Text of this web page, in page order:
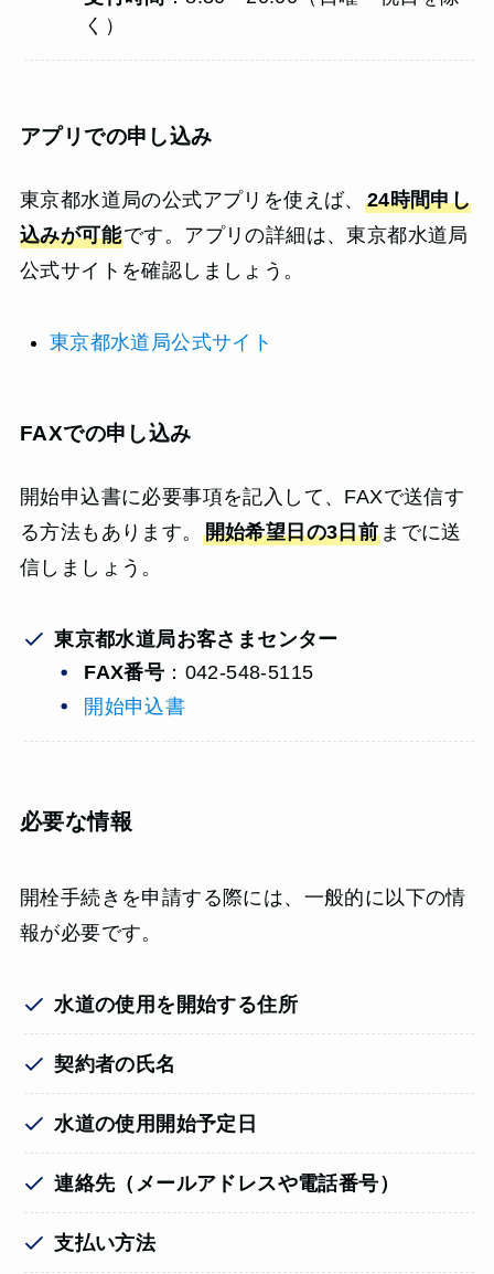
く）
アプリでの申し込み
東京都水道局の公式アプリを使えば、 24時間申し
込みが可能です。アプリの詳細は、東京都水道局
公式サイトを確認しましょう。
東京都水道局公式サイト
FAXでの申し込み
開始申込書に必要事項を記入して、FAXで送信す
る方法もあります。 開始希望日の3日前 までに送
信しましょう。
東京都水道局お客さまセンター
FAX番号 ：042-548-5115
開始申込書
必要な情報
開栓手続きを申請する際には、一般的に以下の情
報が必要です。
水道の使用を開始する住所
契約者の氏名
水道の使用開始予定日
連絡先（メールアドレスや電話番号）
支払い方法